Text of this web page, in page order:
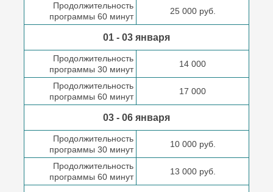
Продолжительность
программы 60 минут
25 000 руб.
01 - 03 января
Продолжительность
программы 30 минут
14 000
Продолжительность
программы 60 минут
17 000
03 - 06 января
Продолжительность
программы 30 минут
10 000 руб.
Продолжительность
программы 60 минут
13 000 руб.